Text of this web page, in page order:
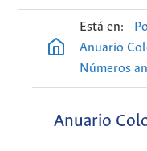
Está en:
Anuario
Números
Anuario